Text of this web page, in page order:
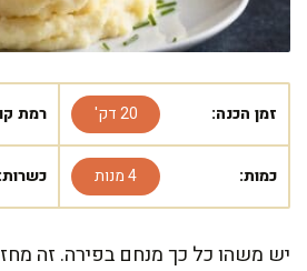
זמן הכנה: 20 דק' רמת
כמות: 4 מנות כשרות:
יש משהו כל כך מנחם בפירה. זה